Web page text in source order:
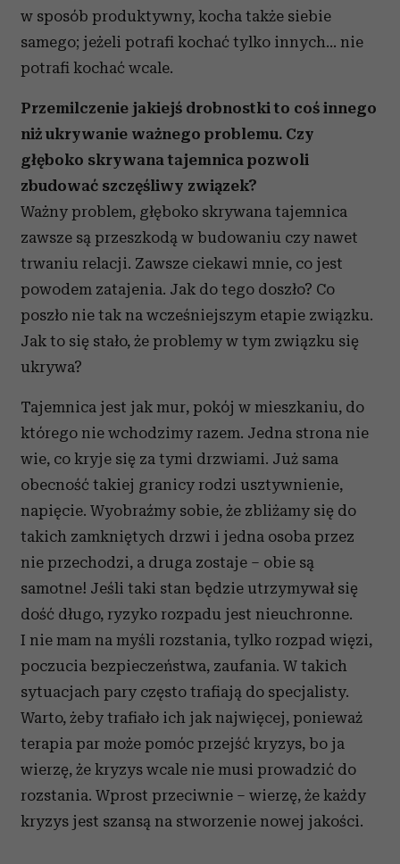
w sposób produktywny, kocha także siebie
samego; jeżeli potrafi kochać tylko innych… nie
potrafi kochać wcale.
Przemilczenie jakiejś drobnostki to coś innego
niż ukrywanie ważnego problemu. Czy
głęboko skrywana tajemnica pozwoli
zbudować szczęśliwy związek?
Ważny problem, głęboko skrywana tajemnica
zawsze są przeszkodą w budowaniu czy nawet
trwaniu relacji. Zawsze ciekawi mnie, co jest
powodem zatajenia. Jak do tego doszło? Co
poszło nie tak na wcześniejszym etapie związku.
Jak to się stało, że problemy w tym związku się
ukrywa?
Tajemnica jest jak mur, pokój w mieszkaniu, do
którego nie wchodzimy razem. Jedna strona nie
wie, co kryje się za tymi drzwiami. Już sama
obecność takiej granicy rodzi usztywnienie,
napięcie. Wyobraźmy sobie, że zbliżamy się do
takich zamkniętych drzwi i jedna osoba przez
nie przechodzi, a druga zostaje – obie są
samotne! Jeśli taki stan będzie utrzymywał się
dość długo, ryzyko rozpadu jest nieuchronne.
I nie mam na myśli rozstania, tylko rozpad więzi,
poczucia bezpieczeństwa, zaufania. W takich
sytuacjach pary często trafiają do specjalisty.
Warto, żeby trafiało ich jak najwięcej, ponieważ
terapia par może pomóc przejść kryzys, bo ja
wierzę, że kryzys wcale nie musi prowadzić do
rozstania. Wprost przeciwnie – wierzę, że każdy
kryzys jest szansą na stworzenie nowej jakości.